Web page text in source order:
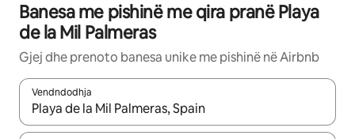
Banesa me pishinë me qira pranë Playa
de la Mil Palmeras
Gjej dhe prenoto banesa unike me pishinë në Airbnb
Vendndodhja
Kur rezultatet të jenë të disponueshme, lëviz me butonat e